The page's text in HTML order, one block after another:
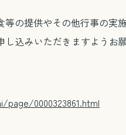
等の提供やその他行事の実
込みいただきますようお
0000323861.html